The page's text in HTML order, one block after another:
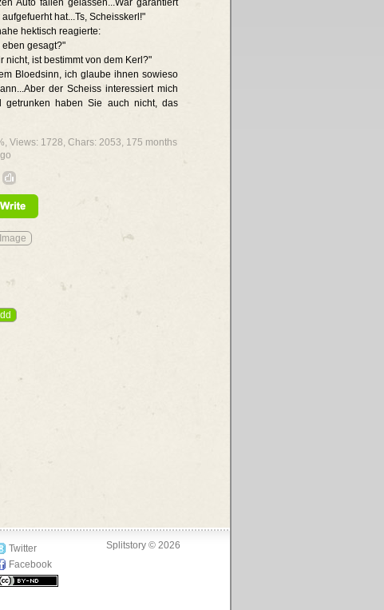
Auto fallen gelassen...War garantiert
hat...Ts, Scheisskerl!"
hektisch reagierte:
gesagt?"
nicht, ist bestimmt von dem Kerl?"
Bloedsinn, ich glaube ihnen sowieso
der Scheiss interessiert mich
getrunken haben Sie auch nicht, das
Views: 1728, Chars: 2053, 175 months
Twitter
Facebook
Splitstory © 2026